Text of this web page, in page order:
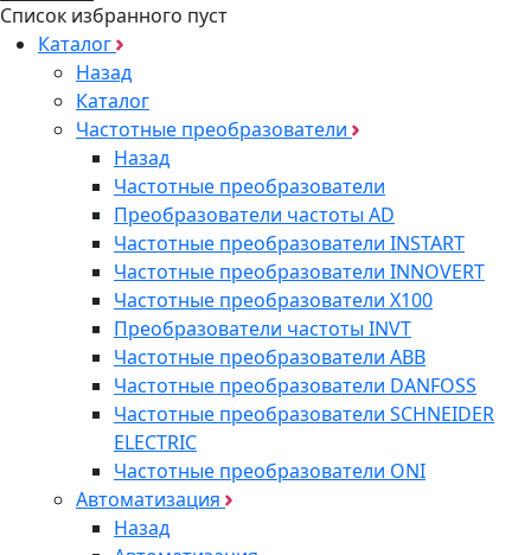
Список избранного пуст
Каталог
Назад
Каталог
Частотные преобразователи
Назад
Частотные преобразователи
Преобразователи частоты AD
Частотные преобразователи INSTART
Частотные преобразователи INNOVERT
Частотные преобразователи Х100
Преобразователи частоты INVT
Частотные преобразователи ABB
Частотные преобразователи DANFOSS
Частотные преобразователи SCHNEIDER
ELECTRIC
Частотные преобразователи ONI
Автоматизация
Назад